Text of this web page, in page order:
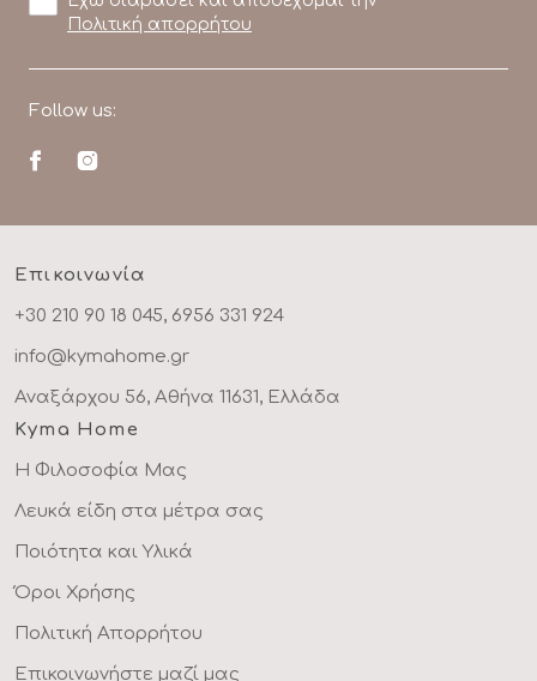
Πολιτική απορρήτου
Follow us:
Επικοινωνία
+30 210 90 18 045, 6956 331 924
info@kymahome.gr
Αναξάρχου 56, Αθήνα 11631, Ελλάδα
Kyma Home
Η Φιλοσοφία Μας
Λευκά είδη στα μέτρα σας
Ποιότητα και Υλικά
Όροι Χρήσης
Πολιτική Απορρήτου
Επικοινωνήστε μαζί μας